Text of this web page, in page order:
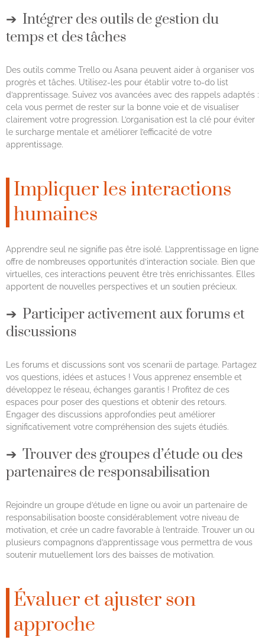
Intégrer des outils de gestion du
temps et des tâches
Des outils comme Trello ou Asana peuvent aider à organiser vos
progrès et tâches. Utilisez-les pour établir votre to-do list
d’apprentissage. Suivez vos avancées avec des rappels adaptés :
cela vous permet de rester sur la bonne voie et de visualiser
clairement votre progression. L’organisation est la clé pour éviter
le surcharge mentale et améliorer l’efficacité de votre
apprentissage.
Impliquer les interactions
humaines
Apprendre seul ne signifie pas être isolé. L’apprentissage en ligne
offre de nombreuses opportunités d’interaction sociale. Bien que
virtuelles, ces interactions peuvent être très enrichissantes. Elles
apportent de nouvelles perspectives et un soutien précieux.
Participer activement aux forums et
discussions
Les forums et discussions sont vos scenarii de partage. Partagez
vos questions, idées et astuces ! Vous apprenez ensemble et
développez le réseau, échanges garantis ! Profitez de ces
espaces pour poser des questions et obtenir des retours.
Engager des discussions approfondies peut améliorer
significativement votre compréhension des sujets étudiés.
Trouver des groupes d’étude ou des
partenaires de responsabilisation
Rejoindre un groupe d’étude en ligne ou avoir un partenaire de
responsabilisation booste considérablement votre niveau de
motivation, et crée un cadre favorable à l’entraide. Trouver un ou
plusieurs compagnons d’apprentissage vous permettra de vous
soutenir mutuellement lors des baisses de motivation.
Évaluer et ajuster son
approche